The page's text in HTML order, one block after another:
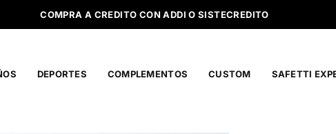
COMPRA A CREDITO CON ADDI O SISTECREDITO
DEPORTES COMPLEMENTOS CUSTOM SAFETTI